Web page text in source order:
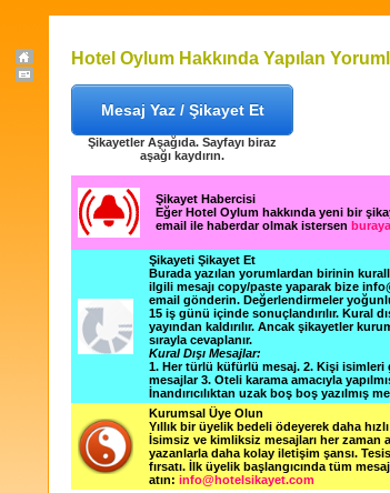
Hotel Oylum Hakkında Yapılan
Mesaj Yaz / Şikayet Et
Şikayetler Aşağıda. Sayfayı biraz
aşağı kaydırın.
Şikayet Habercisi
Eğer Hotel Oylum hakkında yeni bir
email ile haberdar olmak istersen
Şikayeti Şikayet Et
Burada yazılan yorumlardan birinin
ilgili mesajı copy/paste yaparak bize
email gönderin. Değerlendirmeler
15 iş günü içinde sonuçlandırılır. Kural
yayından kaldırılır. Ancak şikayetler
sırayla cevaplanır.
Kural Dışı Mesajlar:
1. Her türlü küfürlü mesaj. 2. Kişi isimleri
mesajlar 3. Oteli karama amacıyla
İnandırıcılıktan uzak boş boş yazılmış
Kurumsal Üye Olun
Yıllık bir üyelik bedeli ödeyerek daha
İsimsiz ve kimliksiz mesajları her zaman
yazanlarla daha kolay iletişim şansı.
fırsatı. İlk üyelik başlangıcında tüm
atın: info@hotelsikayet.com